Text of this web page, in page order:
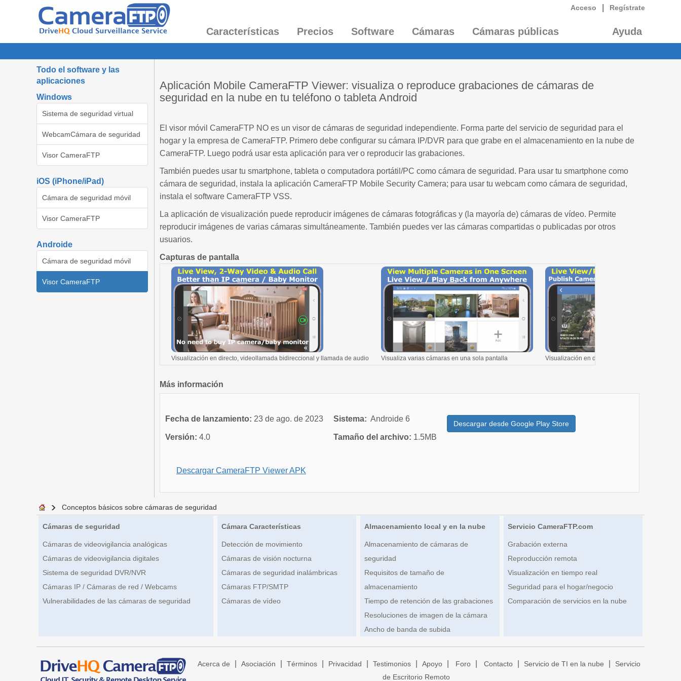
Acceso Regístrate
Características Precios Software Cámaras Cámaras públicas Ayuda
Todo el software y las
aplicaciones
Windows
Sistema de seguridad virtual
WebcamCámara de seguridad
Visor CameraFTP
iOS (iPhone/iPad)
Cámara de seguridad móvil
Visor CameraFTP
Androide
Cámara de seguridad móvil
Visor CameraFTP
Aplicación Mobile CameraFTP Viewer: visualiza o reproduce grabaciones de cámaras de
seguridad en la nube en tu teléfono o tableta Android
El visor móvil CameraFTP NO es un visor de cámaras de seguridad independiente. Forma parte del servicio de seguridad para el
hogar y la empresa de CameraFTP. Primero debe configurar su cámara IP/DVR para que grabe en el almacenamiento en la nube de
CameraFTP. Luego podrá usar esta aplicación para ver o reproducir las grabaciones.
También puedes usar tu smartphone, tableta o computadora portátil/PC como cámara de seguridad. Para usar tu smartphone como
cámara de seguridad, instala la aplicación CameraFTP Mobile Security Camera; para usar tu webcam como cámara de seguridad,
instala el software CameraFTP VSS.
La aplicación de visualización puede reproducir imágenes de cámaras fotográficas y (la mayoría de) cámaras de vídeo. Permite
reproducir imágenes de varias cámaras simultáneamente. También puedes ver las cámaras compartidas o publicadas por otros
usuarios.
Capturas de pantalla
Visualización en directo, videollamada bidireccional y llamada de audio Visualiza varias cámaras en una sola pantalla Visualización en directo/Reproducción de
Más información
Fecha de lanzamiento: 23 de ago. de 2023
Versión: 4.0
Sistema: Androide 6
Tamaño del archivo: 1.5MB
Descargar desde Google Play Store
Descargar CameraFTP Viewer APK
Conceptos básicos sobre cámaras de seguridad
Cámaras de seguridad
Cámaras de videovigilancia analógicas
Cámaras de videovigilancia digitales
Sistema de seguridad DVR/NVR
Cámaras IP / Cámaras de red / Webcams
Vulnerabilidades de las cámaras de seguridad
Cámara Características
Detección de movimiento
Cámaras de visión nocturna
Cámaras de seguridad inalámbricas
Cámaras FTP/SMTP
Cámaras de vídeo
Almacenamiento local y en la nube
Almacenamiento de cámaras de
seguridad
Requisitos de tamaño de
almacenamiento
Tiempo de retención de las grabaciones
Resoluciones de imagen de la cámara
Ancho de banda de subida
Servicio CameraFTP.com
Grabación externa
Reproducción remota
Visualización en tiempo real
Seguridad para el hogar/negocio
Comparación de servicios en la nube
Acerca de Asociación Términos Privacidad Testimonios Apoyo Foro Contacto Servicio de TI en la nube
Servicio
de Escritorio Remoto